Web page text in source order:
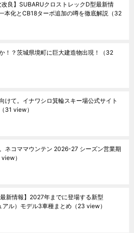
改良】SUBARUクロストレックD型最新情
本化とCB18ターボ追加の噂を徹底解説 （32
！？茨城県境町に巨大建造物出現！
（32
けて。イナワシロ箕輪スキー場公式サイト
（31 view）
ネコママウンテン 2026-27 シーズン営業期
view）
最新情報】2027年までに登場する新型
アル）モデル3車種まとめ （23 view）